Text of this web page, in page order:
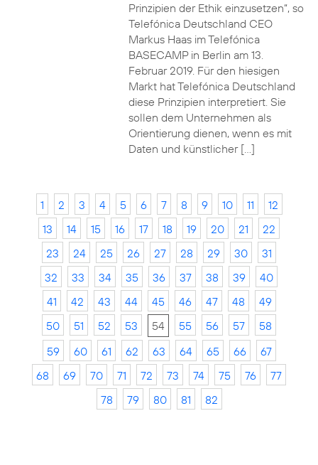
Prinzipien der Ethik einzusetzen“, so
Telefónica Deutschland CEO
Markus Haas im Telefónica
BASECAMP in Berlin am 13.
Februar 2019. Für den hiesigen
Markt hat Telefónica Deutschland
diese Prinzipien interpretiert. Sie
sollen dem Unternehmen als
Orientierung dienen, wenn es mit
Daten und künstlicher […]
1 2 3 4 5 6 7 8 9 10 11
12
13
14 15 16 17 18 19 20 21
22
23
24 25 26 27 28 29 30
31
32
33 34 35 36 37 38 39
40
41
42 43 44 45 46 47 48
49
50
51 52 53 54 55 56 57
58
59
60 61 62 63 64 65 66
67
68
69 70 71 72 73 74 75 76
77
78
79 80 81 82